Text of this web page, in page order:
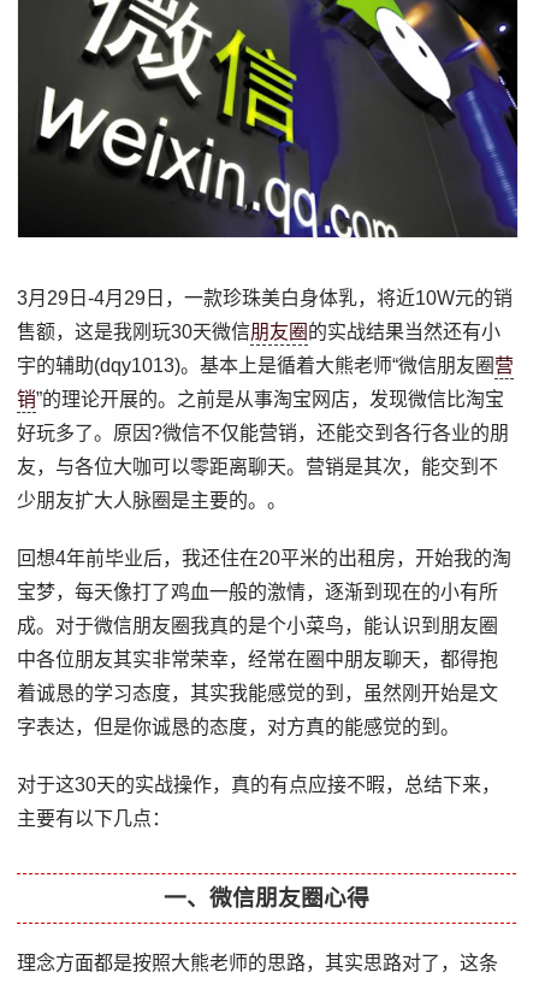
3月29日-4月29日，一款珍珠美白身体乳，将近10W元的销
售额，这是我刚玩30天微信朋友圈 的实战结果当然还有小
宇的辅助(dqy1013)。基本上是循着大熊老师“微信朋友圈 营
销”的理论开展的。之前是从事淘宝网店，发现微信比淘宝
好玩多了。原因?微信不仅能营销，还能交到各行各业的朋
友，与各位大咖可以零距离聊天。营销是其次，能交到不
少朋友扩大人脉圈是主要的。。
回想4年前毕业后，我还住在20平米的出租房，开始我的淘
宝梦，每天像打了鸡血一般的激情，逐渐到现在的小有所
成。对于微信朋友圈我真的是个小菜鸟，能认识到朋友圈
中各位朋友其实非常荣幸，经常在圈中朋友聊天，都得抱
着诚恳的学习态度，其实我能感觉的到，虽然刚开始是文
字表达，但是你诚恳的态度，对方真的能感觉的到。
对于这30天的实战操作，真的有点应接不暇，总结下来，
主要有以下几点：
一、微信朋友圈心得
理念方面都是按照大熊老师的思路，其实思路对了，这条